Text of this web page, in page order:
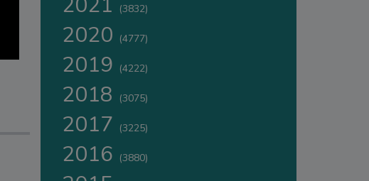
(3832)
2020 (4777)
2019 (4222)
2018 (3075)
2017 (3225)
2016 (3880)